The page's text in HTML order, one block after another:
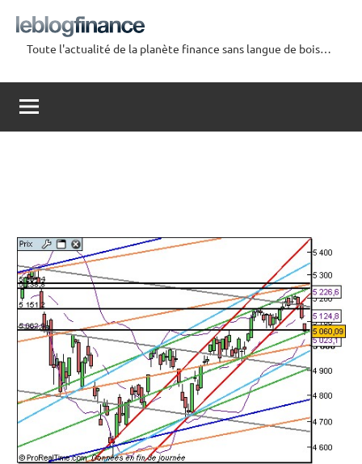
contenu
Blog
Finance
Toute l'actualité de la planète finance sans langue de bois…